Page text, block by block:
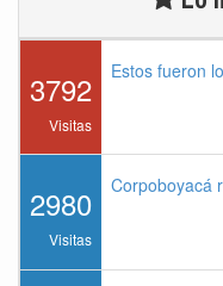
3792
Visitas
Estos fueron
2980
Visitas
Corpoboyacá